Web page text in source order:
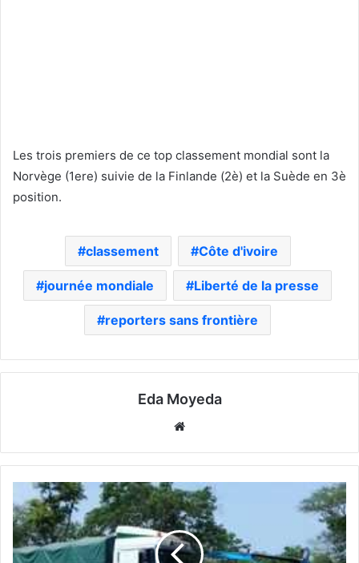
Les trois premiers de ce top classement mondial sont la
Norvège (1ere) suivie de la Finlande (2è) et la Suède en 3è
position.
classement Côte d'ivoire
journée mondiale Liberté de la presse
reporters sans frontière
Eda Moyeda